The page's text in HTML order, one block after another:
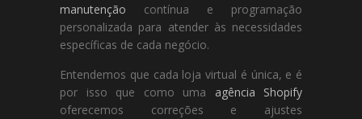
manutenção contínua e programação
personalizada para atender às necessidades
específicas de cada negócio.
Entendemos que cada loja virtual é única, e é
por isso que como uma agência Shopify
oferecemos correções e ajustes